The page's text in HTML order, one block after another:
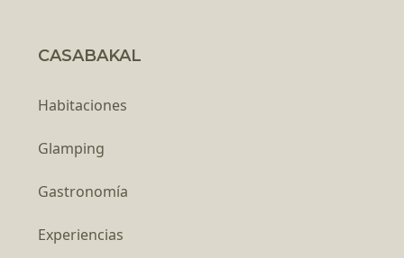
CASABAKAL
Habitaciones
Glamping
Gastronomía
Experiencias